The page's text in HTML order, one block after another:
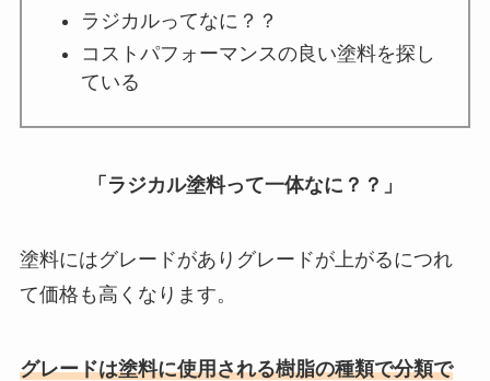
ラジカルってなに？？
コストパフォーマンスの良い塗料を探し
ている
「ラジカル塗料って一体なに？？」
塗料にはグレードがありグレードが上がるにつれ
て価格も高くなります。
グレードは塗料に使用される樹脂の種類で分類で